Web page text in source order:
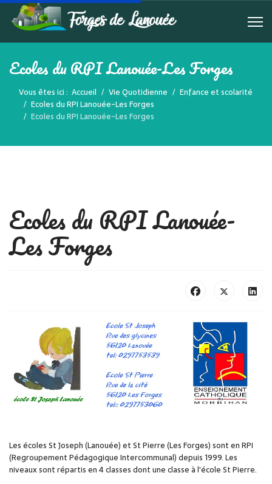
Ecoles du RPI Lanouée-Les Forges
Vous êtes ici : Accueil Vie Quotidienne
Enfance et scolarité
Ecoles du RPI Lanouée-Les Forges
Ecoles du RPI Lanouée-Les Forges
Ecoles du RPI Lanouée-
Les Forges
Les écoles St Joseph (Lanouée) et St Pierre (Les Forges) sont en RPI
(Regroupement Pédagogique Intercommunal) depuis 1999. Les
niveaux sont répartis en 4 classes dont une classe à l'école St Pierre.